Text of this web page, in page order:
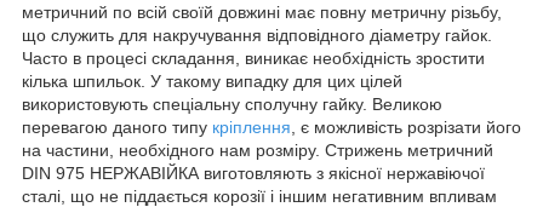
метричний по всій своїй довжині має повну метричну різьбу,
що служить для накручування відповідного діаметру гайок.
Часто в процесі складання, виникає необхідність зростити
кілька шпильок. У такому випадку для цих цілей
використовують спеціальну сполучну гайку. Великою
перевагою даного типу кріплення , є можливість розрізати його
на частини, необхідного нам розміру. Стрижень метричний
DIN 975 НЕРЖАВІЙКА виготовляють з якісної нержавіючої
сталі, що не піддається корозії і іншим негативним впливам